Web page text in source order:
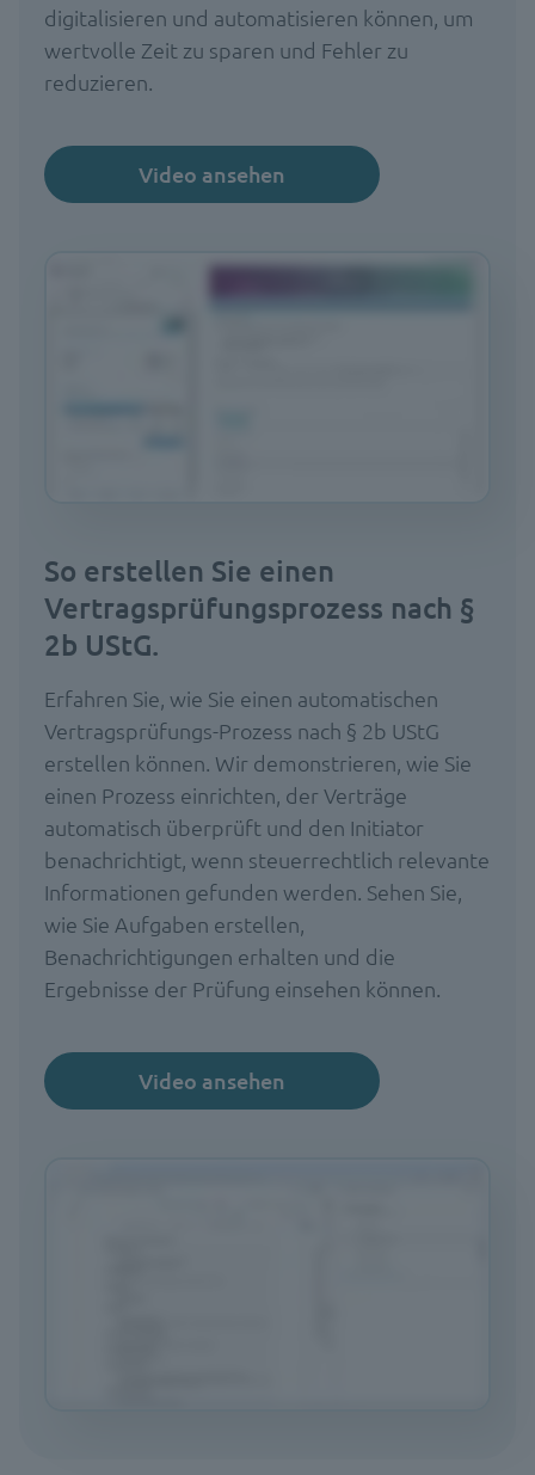
digitalisieren und automatisieren können, um
wertvolle Zeit zu sparen und Fehler zu
reduzieren.
Video ansehen
So erstellen Sie einen
Vertragsprüfungsprozess nach §
2b UStG.
Erfahren Sie, wie Sie einen automatischen
Vertragsprüfungs-Prozess nach § 2b UStG
erstellen können. Wir demonstrieren, wie Sie
einen Prozess einrichten, der Verträge
automatisch überprüft und den Initiator
benachrichtigt, wenn steuerrechtlich relevante
Informationen gefunden werden. Sehen Sie,
wie Sie Aufgaben erstellen,
Benachrichtigungen erhalten und die
Ergebnisse der Prüfung einsehen können.
Video ansehen